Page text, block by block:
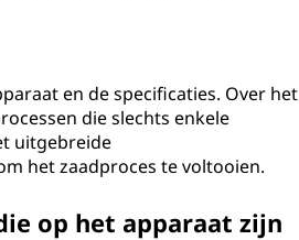
en de specificaties. Over het
die slechts enkele
uitgebreide
het zaadproces te voltooien.
op het apparaat zijn